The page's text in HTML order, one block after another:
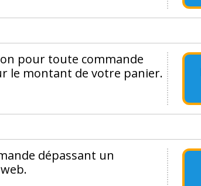
pour toute commande
le montant de votre panier.
dépassant un